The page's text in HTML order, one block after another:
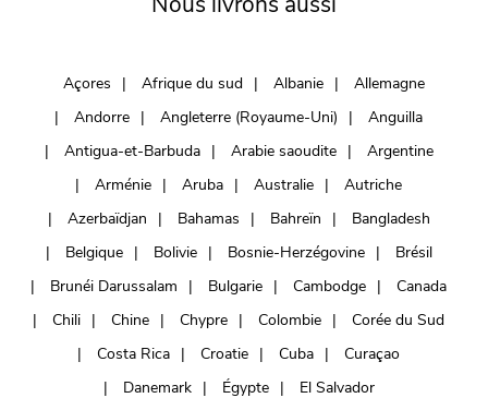
Açores Afrique du sud Albanie
Allemagne
Andorre
Angleterre (Royaume-Uni)
Anguilla
Antigua-et-Barbuda
Arabie saoudite
Argentine
Arménie
Aruba Australie
Autriche
Azerbaïdjan
Bahamas Bahreïn
Bangladesh
Belgique
Bolivie Bosnie-Herzégovine
Brésil
Brunéi Darussalam
Bulgarie Cambodge
Canada
Chili
Chine Chypre Colombie
Corée du Sud
Costa Rica
Croatie Cuba
Curaçao
Danemark
Égypte
El Salvador